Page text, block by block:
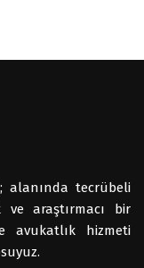
tecrübeli
araştırmacı bir
avukatlık hizmeti